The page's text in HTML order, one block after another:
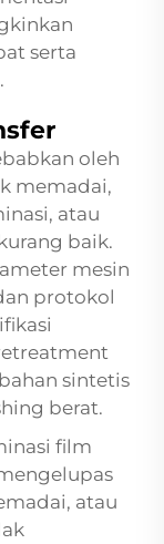
serta
oleh
memadai,
atau
baik.
mesin
protokol
sintetis
berat.
film
atau